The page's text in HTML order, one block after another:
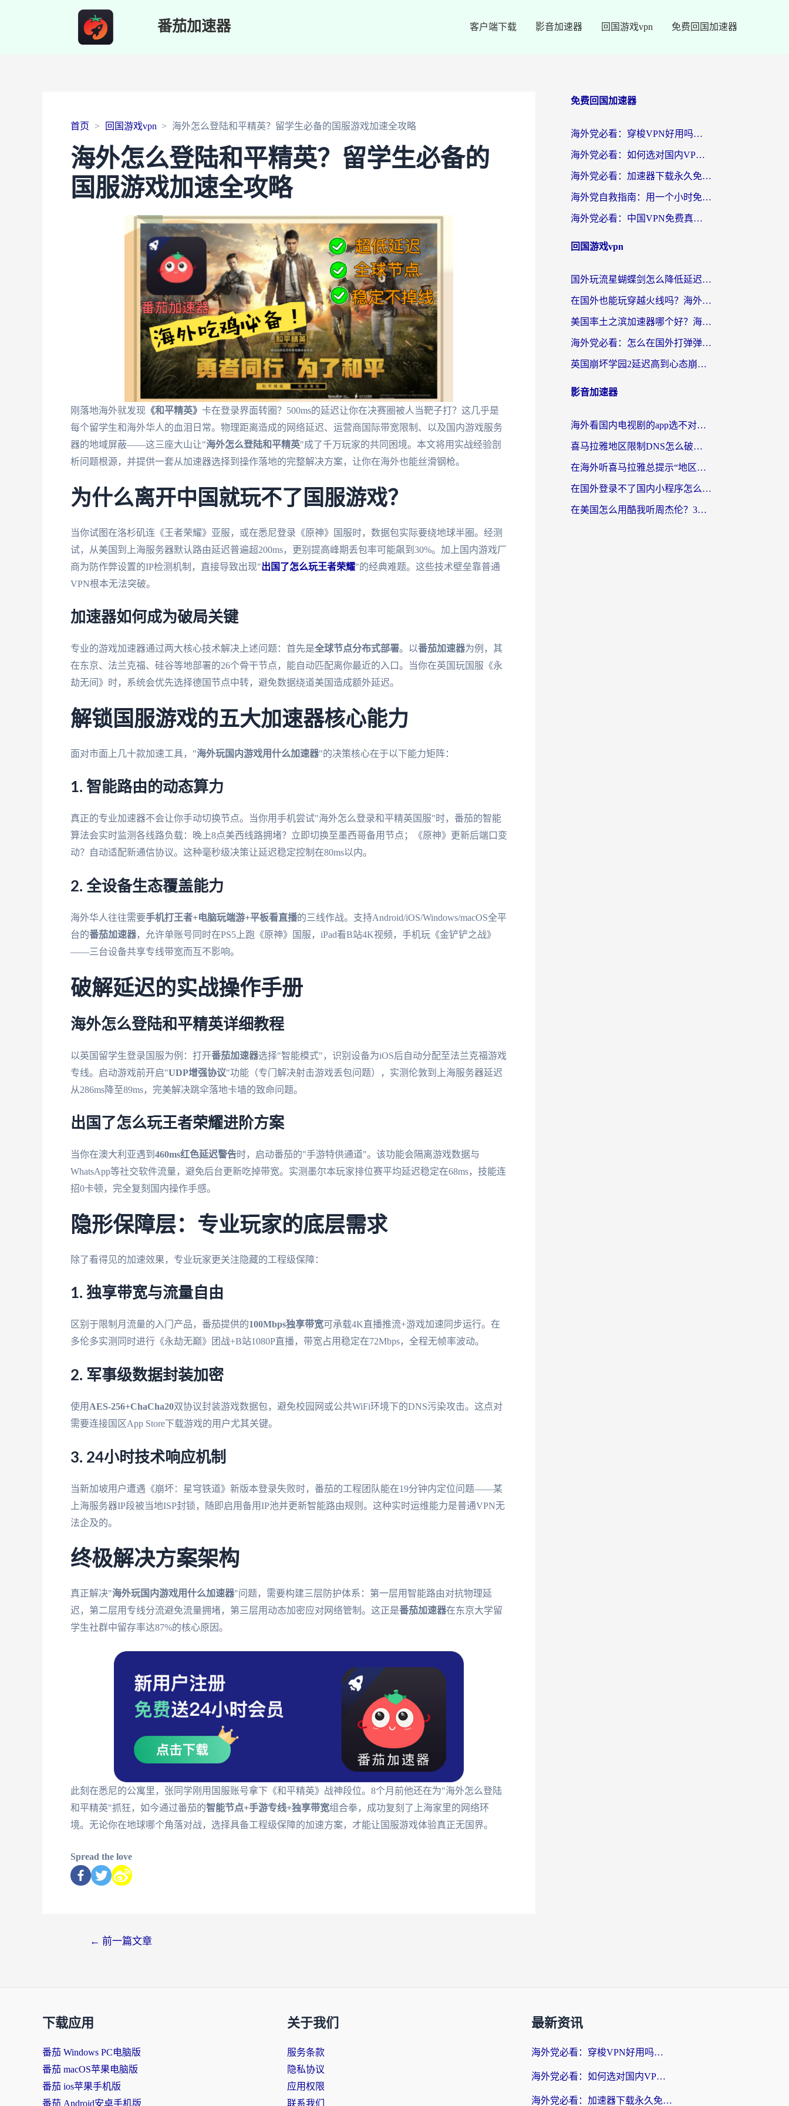
番茄加速器 客户端下载 影音加速器 回国游戏vpn 免费回国加速器
首页 回国游戏vpn 海外怎么登陆和平精英？留学生必备的国服游戏加速全攻略
海外怎么登陆和平精英？留学生必备的
国服游戏加速全攻略
刚落地海外就发现 《和平精英》 卡在登录界面转圈？500ms的延迟让你在决赛圈被人当靶子打？这几乎是
每个留学生和海外华人的血泪日常。物理距离造成的网络延迟、运营商国际带宽限制、以及国内游戏服务
器的地域屏蔽——这三座大山让"海外怎么登陆和平精英"成了千万玩家的共同困境。本文将用实战经验剖
析问题根源，并提供一套从加速器选择到操作落地的完整解决方案，让你在海外也能丝滑钢枪。
为什么离开中国就玩不了国服游戏？
当你试图在洛杉矶连《王者荣耀》亚服，或在悉尼登录《原神》国服时，数据包实际要绕地球半圈。经测
试，从美国到上海服务器默认路由延迟普遍超200ms，更别提高峰期丢包率可能飙到30%。加上国内游戏厂
商为防作弊设置的IP检测机制，直接导致出现"出国了怎么玩王者荣耀"的经典难题。这些技术壁垒靠普通
VPN根本无法突破。
加速器如何成为破局关键
专业的游戏加速器通过两大核心技术解决上述问题：首先是全球节点分布式部署。以番茄加速器为例，其
在东京、法兰克福、硅谷等地部署的26个骨干节点，能自动匹配离你最近的入口。当你在英国玩国服《永
劫无间》时，系统会优先选择德国节点中转，避免数据绕道美国造成额外延迟。
解锁国服游戏的五大加速器核心能力
面对市面上几十款加速工具，"海外玩国内游戏用什么加速器"的决策核心在于以下能力矩阵：
1. 智能路由的动态算力
真正的专业加速器不会让你手动切换节点。当你用手机尝试"海外怎么登录和平精英国服"时，番茄的智能
算法会实时监测各线路负载：晚上8点美西线路拥堵？立即切换至墨西哥备用节点；《原神》更新后端口变
动？自动适配新通信协议。这种毫秒级决策让延迟稳定控制在80ms以内。
2. 全设备生态覆盖能力
海外华人往往需要手机打王者+电脑玩端游+平板看直播的三线作战。支持Android/iOS/Windows/macOS全平
台的番茄加速器，允许单账号同时在PS5上跑《原神》国服，iPad看B站4K视频，手机玩《金铲铲之战》
——三台设备共享专线带宽而互不影响。
破解延迟的实战操作手册
海外怎么登陆和平精英详细教程
以英国留学生登录国服为例：打开番茄加速器选择"智能模式"，识别设备为iOS后自动分配至法兰克福游戏
专线。启动游戏前开启"UDP增强协议"功能（专门解决射击游戏丢包问题），实测伦敦到上海服务器延迟
从286ms降至89ms，完美解决跳伞落地卡墙的致命问题。
出国了怎么玩王者荣耀进阶方案
当你在澳大利亚遇到 460ms红色延迟警告时，启动番茄的"手游特供通道"。该功能会隔离游戏数据与
WhatsApp等社交软件流量，避免后台更新吃掉带宽。实测墨尔本玩家排位赛平均延迟稳定在68ms，技能连
招0卡顿，完全复刻国内操作手感。
隐形保障层：专业玩家的底层需求
除了看得见的加速效果，专业玩家更关注隐藏的工程级保障：
1. 独享带宽与流量自由
区别于限制月流量的入门产品，番茄提供的100Mbps独享带宽可承载4K直播推流+游戏加速同步运行。在
多伦多实测同时进行《永劫无巅》团战+B站1080P直播，带宽占用稳定在72Mbps，全程无帧率波动。
2. 军事级数据封装加密
使用 AES-256+ChaCha20双协议封装游戏数据包，避免校园网或公共WiFi环境下的DNS污染攻击。这点对
需要连接国区App Store下载游戏的用户尤其关键。
3. 24小时技术响应机制
当新加坡用户遭遇《崩坏：星穹铁道》新版本登录失败时，番茄的工程团队能在19分钟内定位问题——某
上海服务器IP段被当地ISP封锁，随即启用备用IP池并更新智能路由规则。这种实时运维能力是普通VPN无
法企及的。
终极解决方案架构
真正解决"海外玩国内游戏用什么加速器"问题，需要构建三层防护体系：第一层用智能路由对抗物理延
迟，第二层用专线分流避免流量拥堵，第三层用动态加密应对网络管制。这正是番茄加速器在东京大学留
学生社群中留存率达87%的核心原因。
此刻在悉尼的公寓里，张同学刚用国服账号拿下《和平精英》战神段位。8个月前他还在为"海外怎么登陆
和平精英"抓狂，如今通过番茄的智能节点+手游专线+独享带宽组合拳，成功复刻了上海家里的网络环
境。无论你在地球哪个角落对战，选择具备工程级保障的加速方案，才能让国服游戏体验真正无国界。
Spread the love
← 前一篇文章
免费回国加速器
海外党必看：穿梭VPN好用吗？和云帆VPN对比哪个回国效果更好？附真实测评+避坑指南
海外党必看：如何选对国内VPN，实现无缝访问国内资源？
海外党必看：加速器下载永久免费版真的存在吗？教你无缝访问国内资源的正确姿势
海外党自救指南：用一个小时免费加速器，轻松打破国内资源访问壁垒？
海外党必看：中国VPN免费真的靠谱吗？手把手教你选对回国加速器
回国游戏vpn
国外玩流星蝴蝶剑怎么降低延迟？海外党必看的加速秘籍（含欧洲鸣潮&彩虹岛优化攻略）
在国外也能玩穿越火线吗？海外玩家国服游戏畅玩终极指南
美国率土之滨加速器哪个好？海外党国服游戏畅玩终极指南（附多游戏解决方案）
海外党必看：怎么在国外打弹弹堂不卡？番茄加速器亲测指南
英国崩坏学园2延迟高到心态崩？海外党国服游戏加速终极指南
影音加速器
海外看国内电视剧的app选不对？这份回国加速器避坑指南帮你流畅追剧
喜马拉雅地区限制DNS怎么破？海外党听国内音乐听书的终极解决方案
在海外听喜马拉雅总提示“地区限制”？3步轻松解除+听国内音乐全攻略
在国外登录不了国内小程序怎么办？选对回国加速器，轻松解锁国内资源
在美国怎么用酷我听周杰伦？3步搞定海外听歌难题
下载应用
番茄 Windows PC电脑版
番茄 macOS苹果电脑版
番茄 ios苹果手机版
番茄 Android安卓手机版
关于我们
服务条款
隐私协议
应用权限
联系我们
最新资讯
海外党必看：穿梭VPN好用吗？和云帆VPN对比哪个回国效果更好？附真实测评+避坑指南
海外党必看：如何选对国内VPN，实现无缝访问国内资源？
海外党必看：加速器下载永久免费版真的存在吗？教你无缝访问国内资源的正确姿势